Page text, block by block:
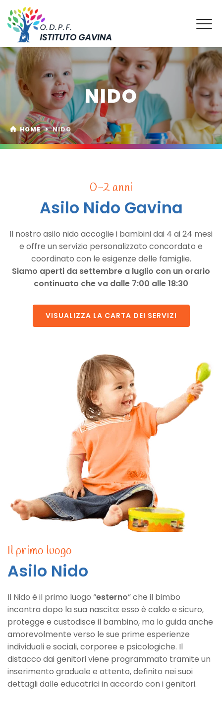
NIDO
HOME > NIDO
0-2 anni
Asilo Nido Gavina
Il nostro asilo nido accoglie i bambini dai 4 ai 24 mesi
e offre un servizio personalizzato concordato e
coordinato con le esigenze delle famiglie.
Siamo aperti da settembre a luglio con un orario
continuato che va dalle 7:00 alle 18:30
VISUALIZZA LA CARTA DEI SERVIZI
Il primo luogo
Asilo Nido
Il Nido è il primo luogo “esterno” che il bimbo
incontra dopo la sua nascita: esso è caldo e sicuro,
protegge e custodisce il bambino, ma lo guida anche
amorevolmente verso le sue prime esperienze
individuali e sociali, corporee e psicologiche. Il
distacco dai genitori viene programmato tramite un
inserimento graduale e attento, definito nei suoi
dettagli dalle educatrici in accordo con i genitori.